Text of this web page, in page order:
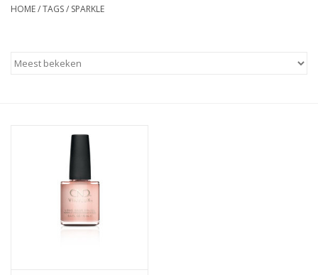
Nailart voor jou
HOME/TAGS/ SPARKLE